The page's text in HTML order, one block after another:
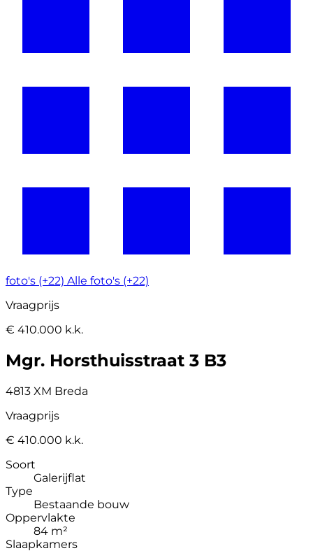
foto's (+22) Alle foto's (+22)
Vraagprijs
€ 410.000 k.k.
Mgr. Horsthuisstraat 3 B3
4813 XM Breda
Vraagprijs
€ 410.000 k.k.
Soort
Galerijflat
Type
Bestaande bouw
Oppervlakte
84 m²
Slaapkamers